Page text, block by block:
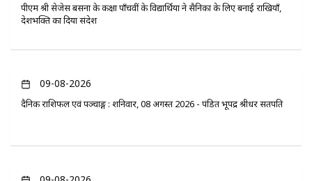
पीएम श्री सेजेस बसना के कक्षा पाँचवीं के विद्यार्थियों ने सैनिकों के लिए बनाई राखियाँ,
देशभक्ति का दिया संदेश
09-08-2026
दैनिक राशिफल एवं पञ्चाङ्ग : शनिवार, 08 अगस्त 2026 - पंडित भूपेंद्र श्रीधर सतपति